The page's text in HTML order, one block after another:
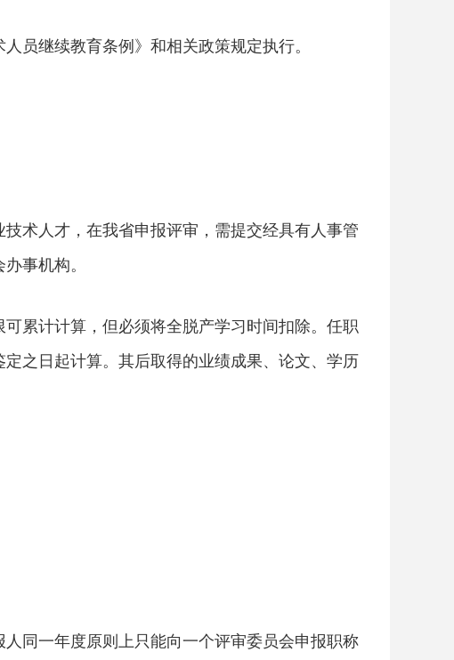
员继续教育条例》和相关政策规定执行。
术人才，在我省申报评审，需提交经具有人事管
事机构。
累计计算，但必须将全脱产学习时间扣除。任职
之日起计算。其后取得的业绩成果、论文、学历
同一年度原则上只能向一个评审委员会申报职称